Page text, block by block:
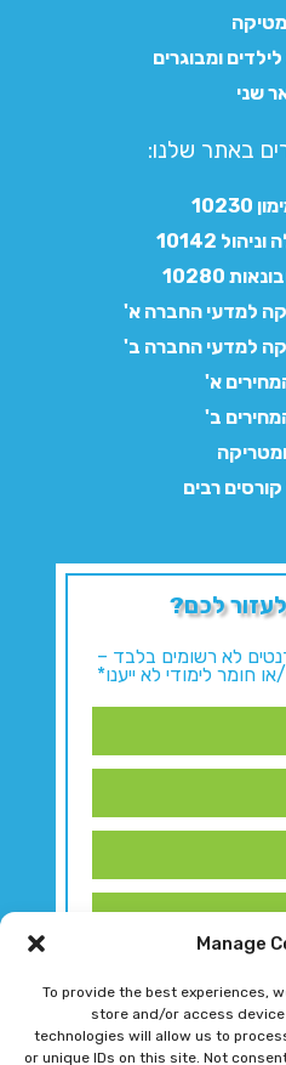
Manage
To provide the best experiences,
store and/or access
technologies will allow us to
or unique IDs on this site. Not
ומבוגרים
שני
באתר שלנו:​
10142
10280
למדעי החברה א'
למדעי החברה ב'
א'
ב'
רבים
לכם?
לא רשומים בלבד –
חומר לימודי לא ייענו*